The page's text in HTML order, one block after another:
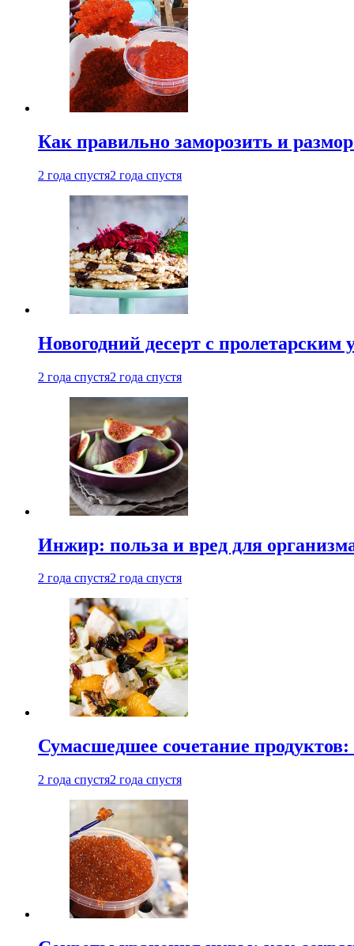
Как правильно заморозить и
2 года спустя2 года спустя
Новогодний десерт с
2 года спустя2 года спустя
Инжир: польза и вред для
2 года спустя2 года спустя
Сумасшедшее сочетание
2 года спустя2 года спустя